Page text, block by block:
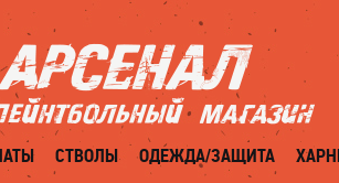
СТВОЛЫ ОДЕЖДА/ЗАЩИТА